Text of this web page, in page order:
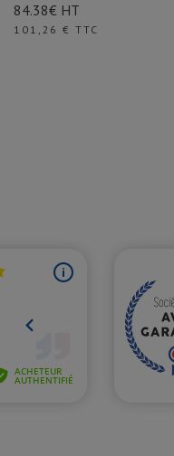
84.38€ HT
Prix
101,26 € TTC